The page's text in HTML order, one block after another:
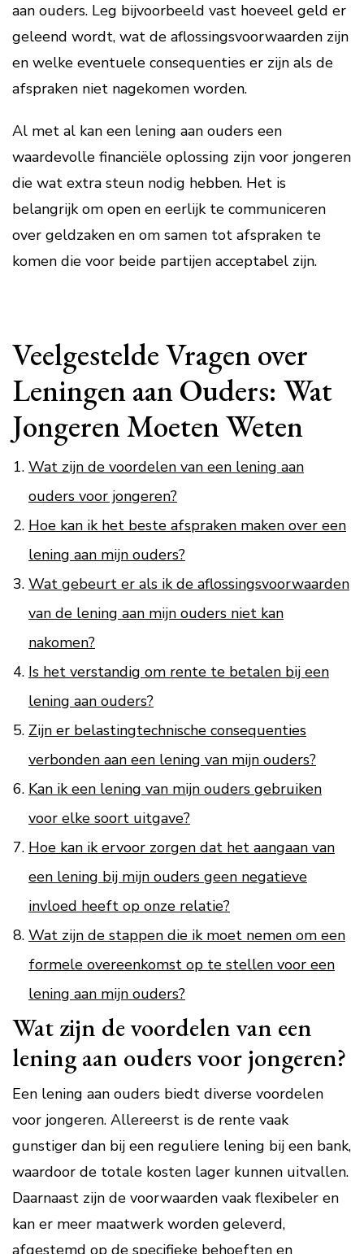
aan ouders. Leg bijvoorbeeld vast hoeveel geld er
geleend wordt, wat de aflossingsvoorwaarden zijn
en welke eventuele consequenties er zijn als de
afspraken niet nagekomen worden.
Al met al kan een lening aan ouders een
waardevolle financiële oplossing zijn voor jongeren
die wat extra steun nodig hebben. Het is
belangrijk om open en eerlijk te communiceren
over geldzaken en om samen tot afspraken te
komen die voor beide partijen acceptabel zijn.
Veelgestelde Vragen over
Leningen aan Ouders: Wat
Jongeren Moeten Weten
Wat zijn de voordelen van een lening aan
ouders voor jongeren?
Hoe kan ik het beste afspraken maken over een
lening aan mijn ouders?
Wat gebeurt er als ik de aflossingsvoorwaarden
van de lening aan mijn ouders niet kan
nakomen?
Is het verstandig om rente te betalen bij een
lening aan ouders?
Zijn er belastingtechnische consequenties
verbonden aan een lening van mijn ouders?
Kan ik een lening van mijn ouders gebruiken
voor elke soort uitgave?
Hoe kan ik ervoor zorgen dat het aangaan van
een lening bij mijn ouders geen negatieve
invloed heeft op onze relatie?
Wat zijn de stappen die ik moet nemen om een
formele overeenkomst op te stellen voor een
lening aan mijn ouders?
Wat zijn de voordelen van een
lening aan ouders voor jongeren?
Een lening aan ouders biedt diverse voordelen
voor jongeren. Allereerst is de rente vaak
gunstiger dan bij een reguliere lening bij een bank,
waardoor de totale kosten lager kunnen uitvallen.
Daarnaast zijn de voorwaarden vaak flexibeler en
kan er meer maatwerk worden geleverd,
afgestemd op de specifieke behoeften en